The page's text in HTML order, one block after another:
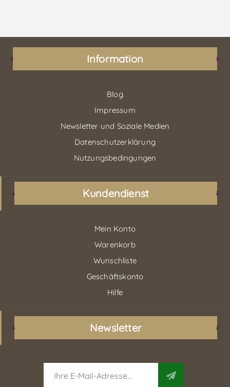
Information
Blog
Impressum
Newsletter und Soziale Medien
Datenschutzerklärung
Nutzungsbedingungen
Kundendienst
Mein Konto
Warenkorb
Wunschliste
Geschäftskonto
Hilfe
Newsletter